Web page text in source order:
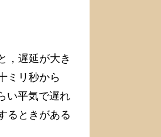
，遅延が大き
ミリ秒から
い平気で遅れ
るときがある